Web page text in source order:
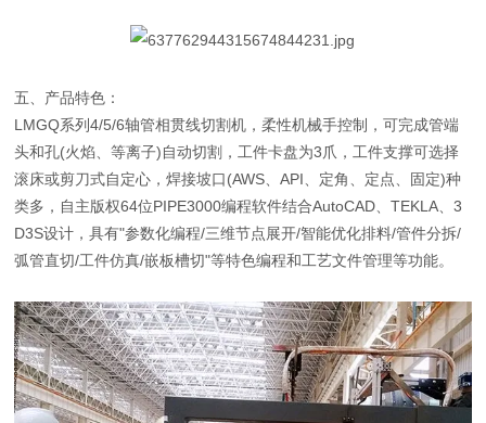
五、产品特色：
LMGQ系列4/5/6轴管相贯线切割机，柔性机械手控制，可完成管端
头和孔(火焰、等离子)自动切割，工件卡盘为3爪，工件支撑可选择
滚床或剪刀式自定心，焊接坡口(AWS、API、定角、定点、固定)种
类多，自主版权64位PIPE3000编程软件结合AutoCAD、TEKLA、3
D3S设计，具有"参数化编程/三维节点展开/智能优化排料/管件分拆/
弧管直切/工件仿真/嵌板槽切"等特色编程和工艺文件管理等功能。